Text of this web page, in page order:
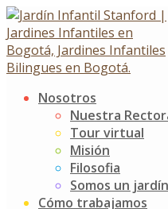
Skip
to
content
Nosotros
Nuestra
Tour virtual
Misión
Filosofia
Somos un
Cómo trabajamos
Izada de
solidaridad
Izada de bandera – La